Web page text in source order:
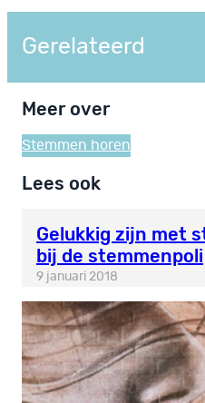
Gerelateerd
Meer over
Stemmen horen
Lees ook
Gelukkig zijn met
bij de stemmenpoli
9 januari 2018